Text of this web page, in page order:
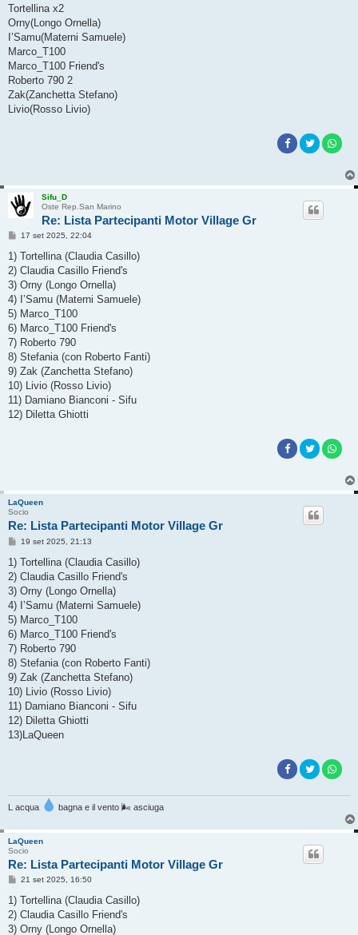
s
a
g
i
o
Tortellina x2
Orny(Longo Ornella)
I’Samu(Materni Samuele)
Marco_T100
Marco_T100 Friend's
Roberto 790 2
Zak(Zanchetta Stefano)
Livio(Rosso Livio)
Sifu_D
Oste Rep.San Marino
Re: Lista Partecipanti Motor Village Gr
M
s
a
g
o
17 set 2025, 22:04
1) Tortellina (Claudia Casillo)
2) Claudia Casillo Friend's
3) Orny (Longo Ornella)
4) I’Samu (Materni Samuele)
5) Marco_T100
6) Marco_T100 Friend's
7) Roberto 790
8) Stefania (con Roberto Fanti)
9) Zak (Zanchetta Stefano)
10) Livio (Rosso Livio)
11) Damiano Bianconi - Sifu
12) Diletta Ghiotti
LaQueen
Socio
Re: Lista Partecipanti Motor Village Gr
M
s
a
g
o
19 set 2025, 21:13
1) Tortellina (Claudia Casillo)
2) Claudia Casillo Friend's
3) Orny (Longo Ornella)
4) I’Samu (Materni Samuele)
5) Marco_T100
6) Marco_T100 Friend's
7) Roberto 790
8) Stefania (con Roberto Fanti)
9) Zak (Zanchetta Stefano)
10) Livio (Rosso Livio)
11) Damiano Bianconi - Sifu
12) Diletta Ghiotti
13)LaQueen
L acqua bagna e il vento 🌬 asciuga
LaQueen
Socio
Re: Lista Partecipanti Motor Village Gr
M
s
a
g
21 set 2025, 16:50
1) Tortellina (Claudia Casillo)
2) Claudia Casillo Friend's
3) Orny (Longo Ornella)